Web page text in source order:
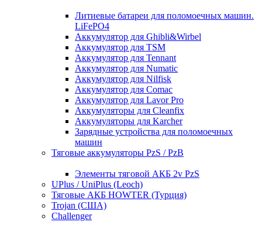
Литиевые батареи для поломоечных машин.
LiFePO4
Аккумулятор для Ghibli&Wirbel
Аккумулятор для TSM
Аккумулятор для Tennant
Аккумулятор для Numatic
Аккумулятор для Nilfisk
Аккумулятор для Comac
Аккумулятор для Lavor Pro
Аккумуляторы для Cleanfix
Аккумуляторы для Karcher
Зарядные устройства для поломоечных
машин
Тяговые аккумуляторы PzS / PzB
Элементы тяговой АКБ 2v PzS
UPlus / UniPlus (Leoch)
Тяговые АКБ HOWTER (Турция)
Trojan (США)
Challenger